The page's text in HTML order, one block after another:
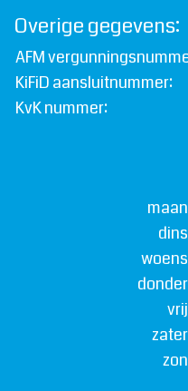
Overige gegevens:
AFM
KiFiD aansluitnummer:
KvK nummer: